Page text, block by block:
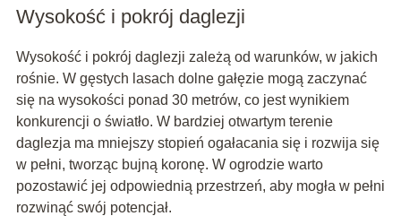
Wysokość i pokrój daglezji
Wysokość i pokrój daglezji zależą od warunków, w jakich
rośnie. W gęstych lasach dolne gałęzie mogą zaczynać
się na wysokości ponad 30 metrów, co jest wynikiem
konkurencji o światło. W bardziej otwartym terenie
daglezja ma mniejszy stopień ogałacania się i rozwija się
w pełni, tworząc bujną koronę. W ogrodzie warto
pozostawić jej odpowiednią przestrzeń, aby mogła w pełni
rozwinąć swój potencjał.